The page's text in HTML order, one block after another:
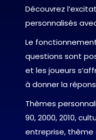
Découvrez
personnalisés
Le
questions sont
et les joueurs
à donner la
Thèmes
90, 2000, 2010,
entreprise, thème